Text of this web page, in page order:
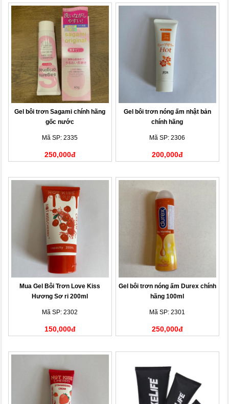
Gel bôi trơn Sagami chính hãng
gốc nước
Mã SP: 2335
250,000đ
Gel bôi trơn nóng ấm nhật bản
chính hãng
Mã SP: 2306
200,000đ
Mua Gel Bôi Trơn Love Kiss
Hương Sơ ri 200ml
Mã SP: 2302
150,000đ
Gel bôi trơn nóng ấm Durex chính
hãng 100ml
Mã SP: 2301
250,000đ